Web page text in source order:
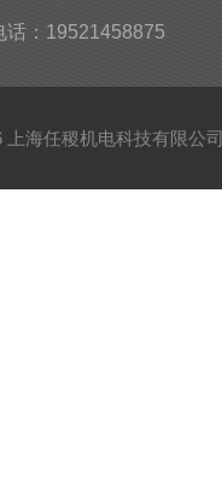
话：19521458875
上海任稷机电科技有限公